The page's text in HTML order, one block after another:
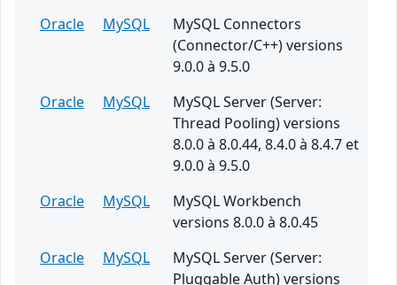
Oracle
MySQL
MySQL Connectors
(Connector/C++) versions
9.0.0 à 9.5.0
Oracle
MySQL
MySQL Server (Server:
Thread Pooling) versions
8.0.0 à 8.0.44, 8.4.0 à 8.4.7 et
9.0.0 à 9.5.0
Oracle
MySQL
MySQL Workbench
versions 8.0.0 à 8.0.45
Oracle
MySQL
MySQL Server (Server:
Pluggable Auth) versions